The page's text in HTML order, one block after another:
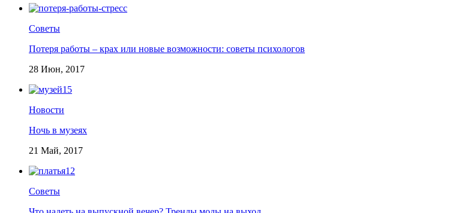
Советы
Потеря работы – крах или новые возможности: советы психологов
28 Июн, 2017
Новости
Ночь в музеях
21 Май, 2017
Советы